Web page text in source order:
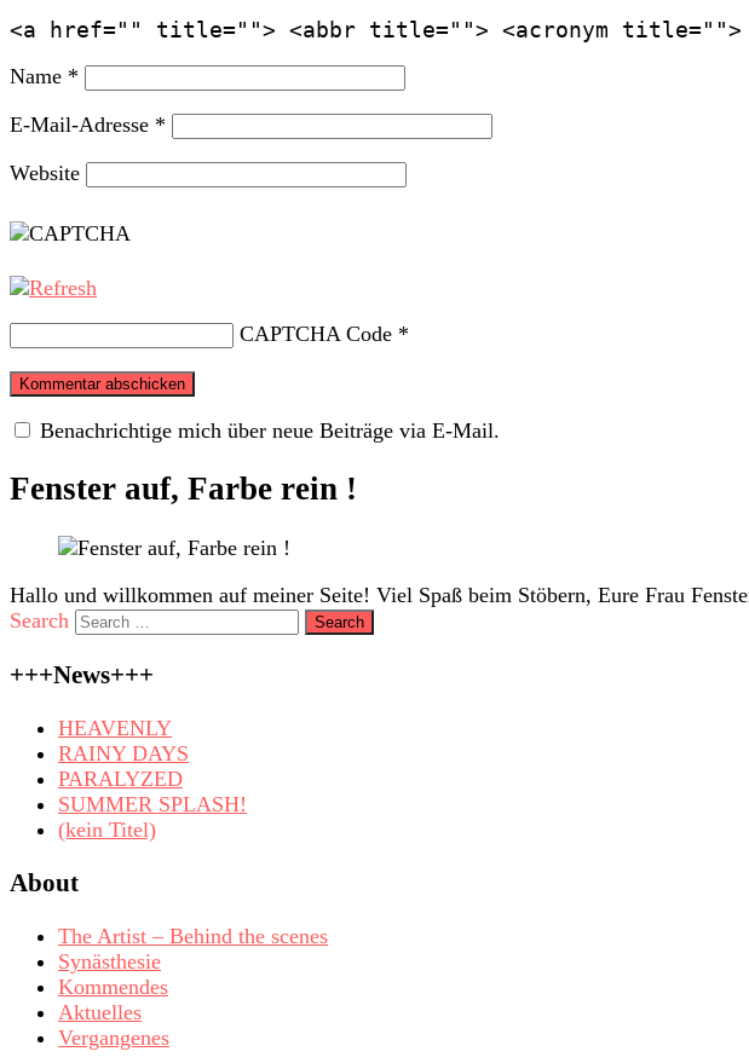
<a href="" title=""> <abbr title=""> <acronym title="">
Name *
E-Mail-Adresse *
Website
CAPTCHA Code *
Benachrichtige mich über neue Beiträge via E-Mail.
Fenster auf, Farbe rein !
Hallo und willkommen auf meiner Seite! Viel Spaß beim Stöbern, Eure Frau
Search
+++News+++
HEAVENLY
RAINY DAYS
PARALYZED
SUMMER SPLASH!
(kein Titel)
About
The Artist – Behind the scenes
Synästhesie
Kommendes
Aktuelles
Vergangenes